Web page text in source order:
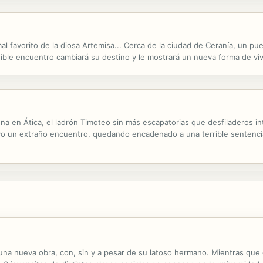
favorito de la diosa Artemisa... Cerca de la ciudad de Ceranía, un
encuentro cambiará su destino y le mostrará un nueva forma de
en Ática, el ladrón Timoteo sin más escapatorias que desfiladeros
un extraño encuentro, quedando encadenado a una terrible
nueva obra, con, sin y a pesar de su latoso hermano. Mientras